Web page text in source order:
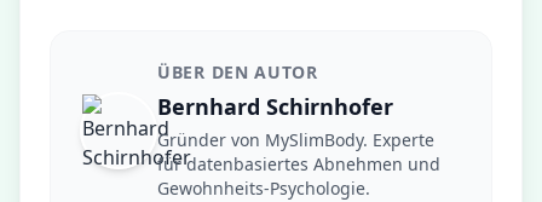
ÜBER DEN AUTOR
Bernhard Schirnhofer
Gründer von MySlimBody. Experte
für datenbasiertes Abnehmen und
Gewohnheits-Psychologie.